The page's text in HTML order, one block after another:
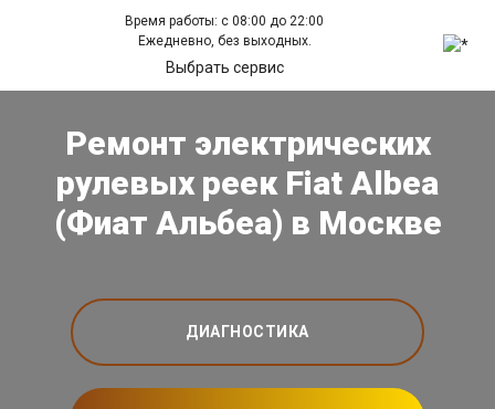
Время работы: с 08:00 до 22:00
Ежедневно, без выходных.
Выбрать сервис
Ремонт электрических
рулевых реек Fiat Albea
(Фиат Альбеа) в Москве
ДИАГНОСТИКА